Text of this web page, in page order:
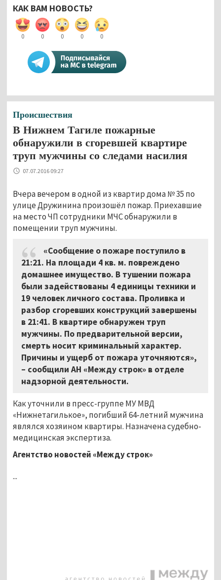
КАК ВАМ НОВОСТЬ?
0 0 0 0 0
Происшествия
В Нижнем Тагиле пожарные
обнаружили в сгоревшей квартире
труп мужчины со следами насилия
07.07.2016 09:27
Вчера вечером в одной из квартир дома № 35 по
улице Дружинина произошёл пожар. Приехавшие
на место ЧП сотрудники МЧС обнаружили в
помещении труп мужчины.
«Сообщение о пожаре поступило в
21:21. На площади 4 кв. м. повреждено
домашнее имущество. В тушении пожара
были задействованы 4 единицы техники и
19 человек личного состава. Проливка и
разбор сгоревших конструкций завершены
в 21:41. В квартире обнаружен труп
мужчины. По предварительной версии,
смерть носит криминальный характер.
Причины и ущерб от пожара уточняются»,
– сообщили АН «Между строк» в отделе
надзорной деятельности.
Как уточнили в пресс-группе МУ МВД
«Нижнетагилькое», погибший 64-летний мужчина
являлся хозяином квартиры. Назначена судебно-
медицинская экспертиза.
Агентство новостей «Между строк»
...